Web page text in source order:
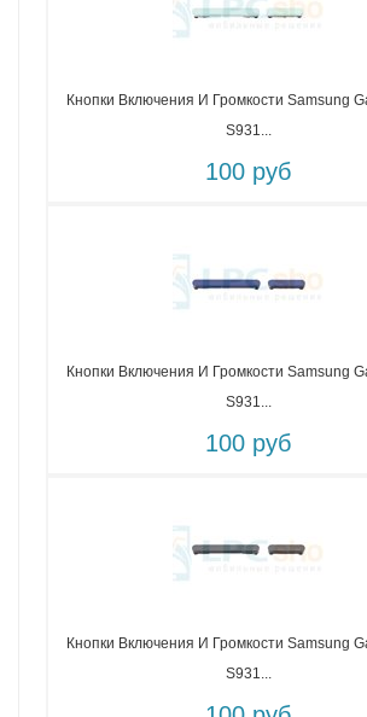
Кнопки Включения И Громкости Samsung
S931...
100 руб
Кнопки Включения И Громкости Samsung
S931...
100 руб
Кнопки Включения И Громкости Samsung
S931...